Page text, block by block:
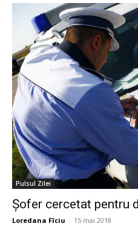
Pulsul Zilei
Șofer cercetat pentru
Loredana Fîciu - 15 mai 2018